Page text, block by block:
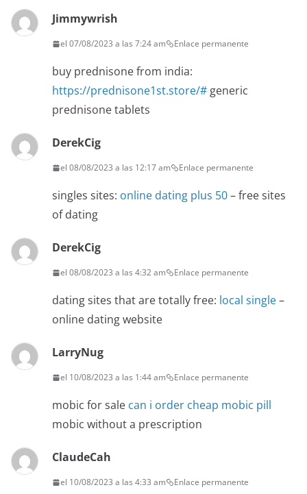
Jimmywrish
el 07/08/2023 a las 7:24 am Enlace permanente
buy prednisone from india:
https://prednisone1st.store/# generic
prednisone tablets
DerekCig
el 08/08/2023 a las 12:17 am Enlace permanente
singles sites: online dating plus 50– free sites
of dating
DerekCig
el 08/08/2023 a las 4:32 am Enlace permanente
dating sites that are totally free: local single–
online dating website
LarryNug
el 10/08/2023 a las 1:44 am Enlace permanente
mobic for sale can i order cheap mobic pill
mobic without a prescription
ClaudeCah
el 10/08/2023 a las 4:33 am Enlace permanente